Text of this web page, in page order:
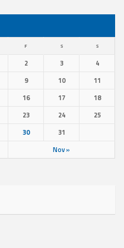
F S S
Nov »
2 3
4
9 10
11
16 17
18
23 24
25
30 31